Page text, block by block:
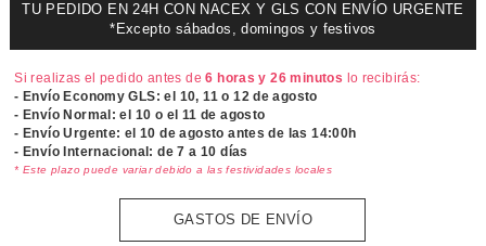
TU PEDIDO EN 24H CON NACEX Y GLS CON ENVÍO URGENTE
*Excepto sábados, domingos y festivos
Si realizas el pedido antes de6 horas y 26 minutos lo recibirás:
- Envío Economy GLS: el 10, 11 o 12 de agosto
- Envío Normal: el 10 o el 11 de agosto
- Envío Urgente: el10 de agosto antes de las 14:00h
- Envío Internacional: de 7 a 10 días
* Este plazo puede variar debido a las festividades locales
GASTOS DE ENVÍO